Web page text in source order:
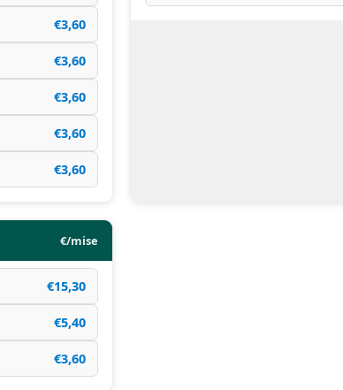
€3,60
€3,60
€3,60
€3,60
€3,60
€/mise
€15,30
€5,40
€3,60